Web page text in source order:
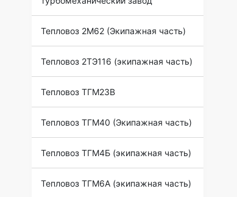
Тепловоз 2М62 (Экипажная часть)
Тепловоз 2ТЭ116 (экипажная часть)
Тепловоз ТГМ23В
Тепловоз ТГМ40 (Экипажная часть)
Тепловоз ТГМ4Б (экипажная часть)
Тепловоз ТГМ6А (экипажная часть)